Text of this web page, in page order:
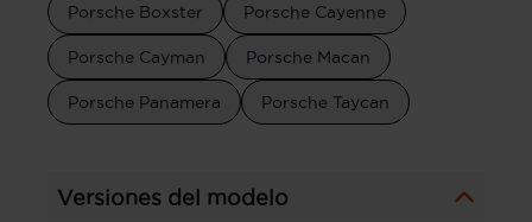
Porsche Boxster Porsche Cayenne
Porsche Cayman Porsche Macan
Porsche Panamera Porsche Taycan
Versiones del modelo